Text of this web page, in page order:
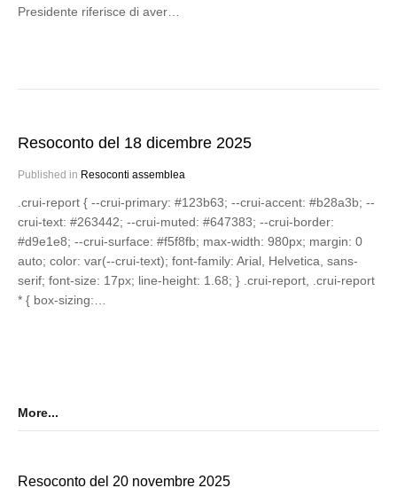
Presidente riferisce di aver…
Resoconto del 18 dicembre 2025
Published in Resoconti assemblea
.crui-report { --crui-primary: #123b63; --crui-accent: #b28a3b; --
crui-text: #263442; --crui-muted: #647383; --crui-border:
#d9e1e8; --crui-surface: #f5f8fb; max-width: 980px; margin: 0
auto; color: var(--crui-text); font-family: Arial, Helvetica, sans-
serif; font-size: 17px; line-height: 1.68; } .crui-report, .crui-report
* { box-sizing:…
More...
Resoconto del 20 novembre 2025